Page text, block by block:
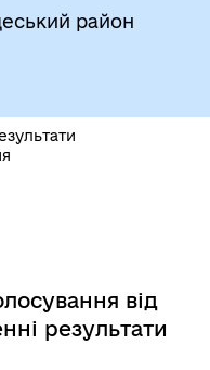
район
від
результати